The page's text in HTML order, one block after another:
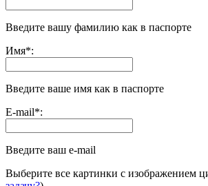
Введите вашу фамилию как в паспорте
Имя*:
Введите ваше имя как в паспорте
E-mail*:
Введите ваш e-mail
Выберите все картинки с изображением